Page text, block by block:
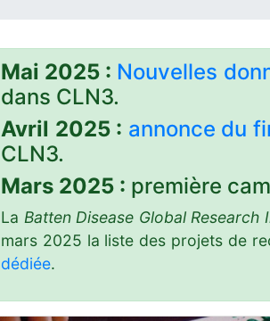
Mai 2025 : Nouvelles
dans CLN3.
Avril 2025 : annonce du
CLN3.
Mars 2025 : première
La Batten Disease Global Research
mars 2025 la liste des projets de
dédiée.